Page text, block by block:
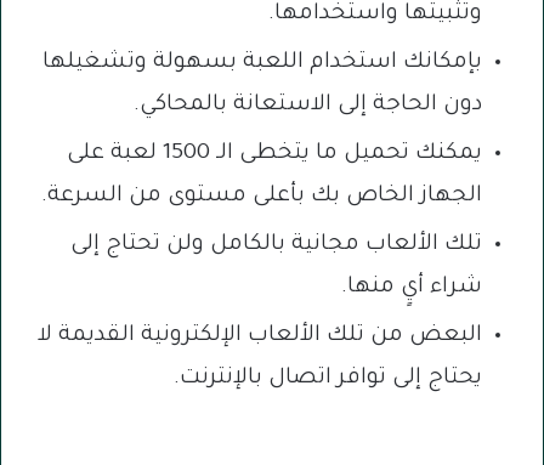
وتثبيتها واستخدامها.
بإمكانك استخدام اللعبة بسهولة وتشغيلها
دون الحاجة إلى الاستعانة بالمحاكي.
يمكنك تحميل ما يتخطى الـ 1500 لعبة على
الجهاز الخاص بك بأعلى مستوى من السرعة.
تلك الألعاب مجانية بالكامل ولن تحتاج إلى
شراء أيٍ منها.
البعض من تلك الألعاب الإلكترونية القديمة لا
يحتاج إلى توافر اتصال بالإنترنت.